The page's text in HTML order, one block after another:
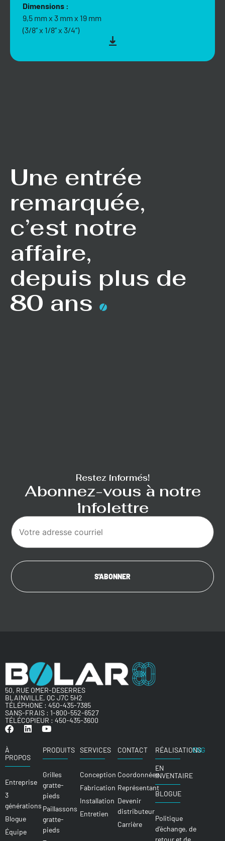
Dimensions :
9,5 mm x 3 mm x 19 mm
(3/8” x 1/8” x 3/4”)
Une entrée
remarquée,
c’est notre
affaire,
depuis plus de
80 ans
Restez informés!
Abonnez-vous à notre
infolettre
50, RUE OMER-DESERRES
BLAINVILLE, QC J7C 5H2
TÉLÉPHONE : 450-435-7385
SANS-FRAIS : 1-800-552-6527
TÉLÉCOPIEUR : 450-435-3600
À
PROPOS
Entreprise
3
générations
Blogue
Équipe
PRODUITS
Grilles
gratte-
pieds
Paillassons
gratte-
pieds
SERVICES
Conception
Fabrication
Installation
Entretien
CONTACT
Coordonnées
Représentant
Devenir
distributeur
Carrière
RÉALISATIONS
EN
INVENTAIRE
BLOGUE
Politique
d’échange, de
retour et de
ENG